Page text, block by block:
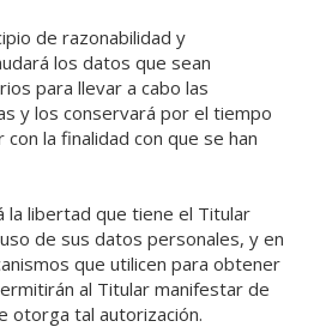
de razonabilidad y
los datos que sean
para llevar a cabo las
y los conservará por el tiempo
la finalidad con que se han
la libertad que tiene el Titular
de sus datos personales, y en
que utilicen para obtener
al Titular manifestar de
otorga tal autorización.